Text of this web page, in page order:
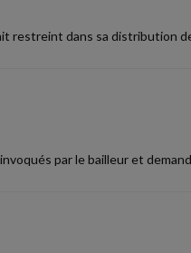
restreint dans sa distribution
par le bailleur et